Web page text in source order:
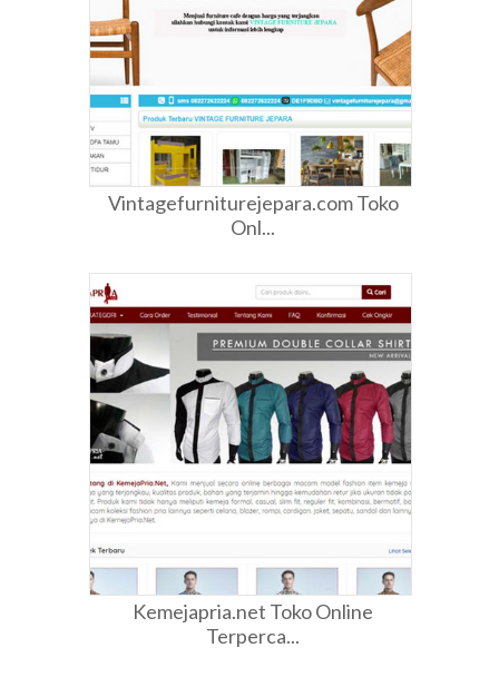
Vintagefurniturejepara.com Toko
Onl...
Kemejapria.net Toko Online
Terperca...